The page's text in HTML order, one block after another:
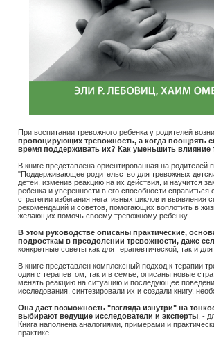
При воспитании тревожного ребенка у родителей
провоцирующих тревожность, а когда поощрять
время поддерживать их? Как уменьшить
В книге представлена ориентированная на
"Поддерживающее родительство для тревожных
детей, изменив реакцию на их действия, и научится
ребенка и уверенности в его способности
стратегии избегания негативных циклов и
рекомендаций и советов, помогающих воплотить в
желающих помочь своему тревожному ребенку.
В этом руководстве описаны практические,
подросткам в преодолении тревожности, даже
конкретные советы как для терапевтической, так и
В книге представлен комплексный подход к терапии
один с терапевтом, так и в семье; описаны новые
менять реакцию на ситуацию и последующее
исследования, синтезировали их и создали книгу,
Она дает возможность "взгляда изнутри" на
выбирают ведущие исследователи и эксперты , -
Книга наполнена аналогиями, примерами и
практике.